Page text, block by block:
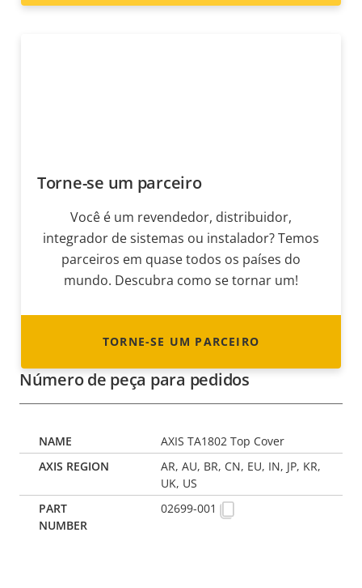
Torne-se um parceiro
Você é um revendedor, distribuidor,
integrador de sistemas ou instalador? Temos
parceiros em quase todos os países do
mundo. Descubra como se tornar um!
TORNE-SE UM PARCEIRO
Número de peça para pedidos
AXIS TA1802 Top Cover
AR, AU, BR, CN, EU, IN, JP, KR,
UK, US
02699-001